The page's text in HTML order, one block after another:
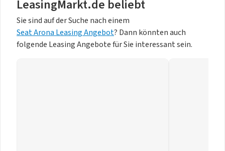
LeasingMarkt.de beliebt
Sie sind auf der Suche nach einem
Seat Arona Leasing Angebot? Dann könnten auch
folgende Leasing Angebote für Sie interessant sein.